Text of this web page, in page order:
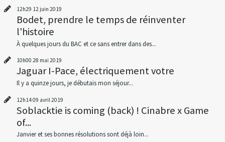
12h29 12 juin 2019
Bodet, prendre le temps de réinventer
l'histoire
À quelques jours du BAC et ce sans entrer dans des...
10h00 28 mai 2019
Jaguar I-Pace, électriquement votre
Il y a quinze jours, je débutais mon séjour...
12h1409 avril 2019
Soblacktie is coming (back) ! Cinabre x Game
of...
Janvier et ses bonnes résolutions sont déjà loin...